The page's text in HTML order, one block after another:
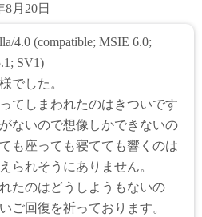
8月20日
4.0 (compatible; MSIE 6.0;
SV1)
でした。
てしまわれたのはきついです
ないので想像しかできないの
も座っても寝てても響くのは
られそうにありません。
たのはどうしようもないの
ご回復を祈っております。